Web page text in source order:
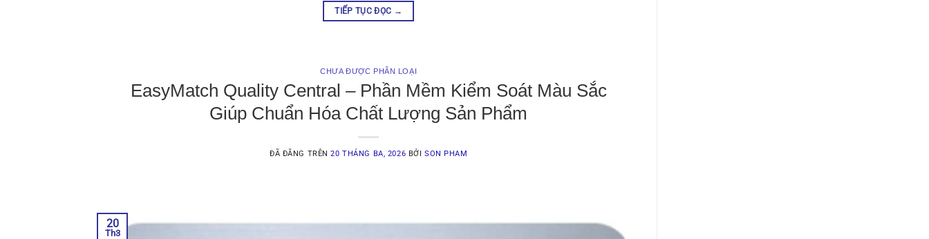
TIẾP TỤC ĐỌC →
CHƯA ĐƯỢC PHÂN LOẠI
EasyMatch Quality Central – Phần Mềm Kiểm Soát Màu Sắc
Giúp Chuẩn Hóa Chất Lượng Sản Phẩm
ĐÃ ĐĂNG TRÊN20 THÁNG BA, 2026 BỞI SON PHAM
20
Th3